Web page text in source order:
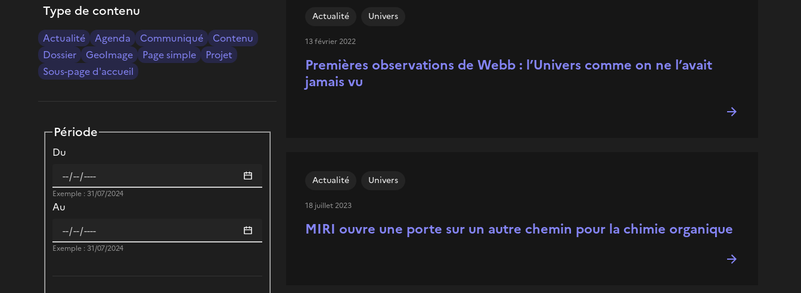
Type de contenu
Actualité Agenda Communiqué
Contenu
Dossier
GeoImage Page simple
Projet
Sous-page d'accueil
Période
Du
Exemple : 31/07/2024
Au
Exemple : 31/07/2024
Premières observations de Webb : l’Univers comme on ne l’avait
jamais vu
Actualité Univers
13 février 2022
MIRI ouvre une porte sur un autre chemin pour la chimie organique
Actualité Univers
18 juillet 2023